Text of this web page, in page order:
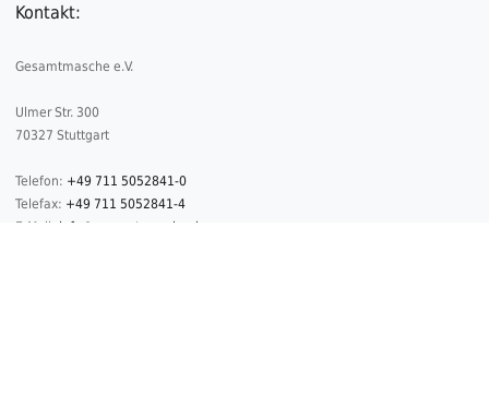
Kontakt:
Gesamtmasche e.V.
Ulmer Str. 300
70327 Stuttgart
Telefon: +49 711 5052841-0
Telefax: +49 711 5052841-4
E-Mail:
info@gesamtmasche.de